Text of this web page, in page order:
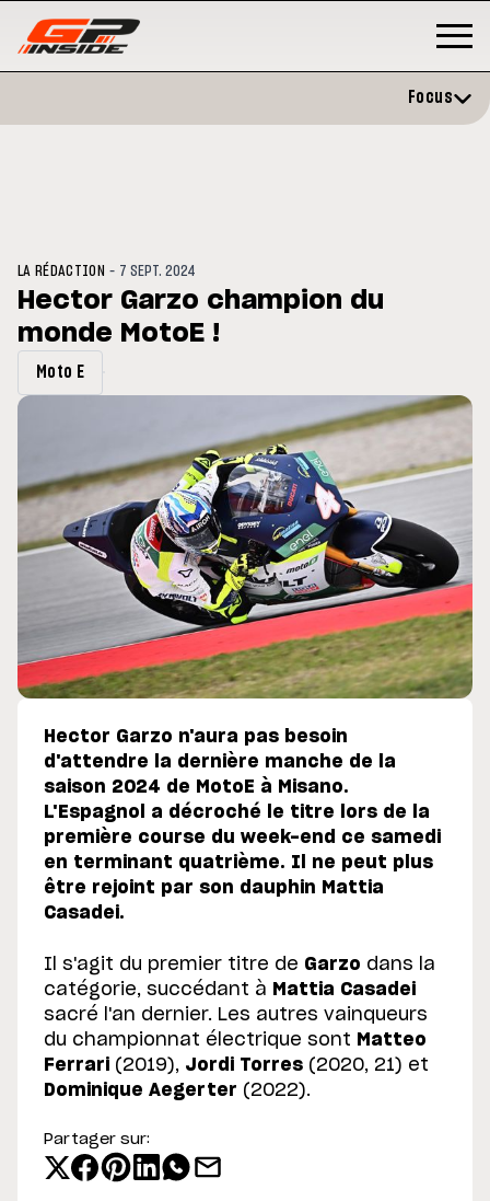
du GP de Grande-
Focus
LA RÉDACTION - 7 SEPT. 2024
Hector Garzo champion du
monde MotoE !
Moto E
Hector Garzo n'aura pas besoin
d'attendre la dernière manche de la
saison 2024 de MotoE à Misano.
L'Espagnol a décroché le titre lors de la
première course du week-end ce samedi
en terminant quatrième. Il ne peut plus
être rejoint par son dauphin Mattia
Casadei.
Il s'agit du premier titre de Garzo dans la
catégorie, succédant à Mattia Casadei
sacré l'an dernier. Les autres vainqueurs
du championnat électrique sont Matteo
Ferrari (2019), Jordi Torres (2020, 21) et
Dominique Aegerter (2022).
Partager sur: